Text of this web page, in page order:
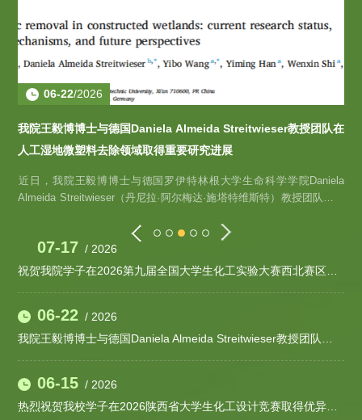
低
电
06-22/2026
我院王毅博博士与德国Daniela Almeida Streitwieser教授团队在
人工湿地微塑料去除领域取得重要研究进展
​近日，我院王毅博博士与德国罗伊特林根大学生命科学学院Daniela
Almeida Streitwieser（丹尼拉·阿尔梅达·施塔特维斯特）教授团队合作
current research status, removal mechanisms, and future
perspectives》正式发表于国际权威期刊Ecological Engineering（中科
院SCI二区）。我院为第一完成单位，材料与化工专业2024级研究生冯
07-17 / 2026
06-22 / 2026
06-15 / 2026